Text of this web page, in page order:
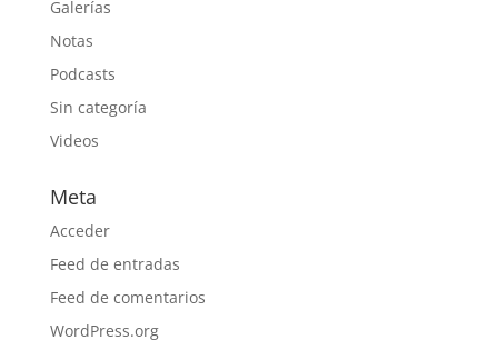
Galerías
Notas
Podcasts
Sin categoría
Videos
Meta
Acceder
Feed de entradas
Feed de comentarios
WordPress.org